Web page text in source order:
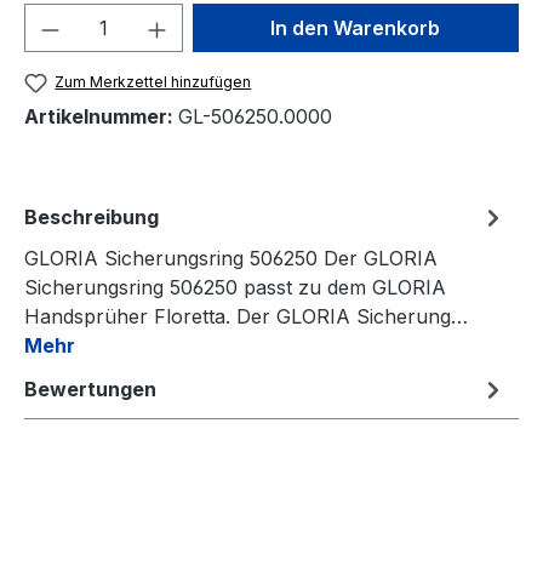
Produkt Anzahl: Gib denIn den Warenkorb
Zum Merkzettel hinzufügen
Artikelnummer: GL-506250.0000
Beschreibung
GLORIA Sicherungsring 506250 Der GLORIA
Sicherungsring 506250 passt zu dem GLORIA
Handsprüher Floretta. Der GLORIA Sicherung…
Mehr
Bewertungen